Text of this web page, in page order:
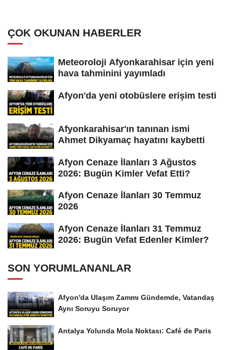
ÇOK OKUNAN HABERLER
Meteoroloji Afyonkarahisar için yeni
hava tahminini yayımladı
Afyon'da yeni otobüslere erişim testi
Afyonkarahisar'ın tanınan ismi
Ahmet Dikyamaç hayatını kaybetti
Afyon Cenaze İlanları 3 Ağustos
2026: Bugün Kimler Vefat Etti?
Afyon Cenaze İlanları 30 Temmuz
2026
Afyon Cenaze İlanları 31 Temmuz
2026: Bugün Vefat Edenler Kimler?
SON YORUMLANANLAR
Afyon'da Ulaşım Zammı Gündemde, Vatandaş
Aynı Soruyu Soruyor
Antalya Yolunda Mola Noktası: Café de Paris